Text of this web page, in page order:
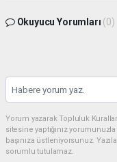
Okuyucu Yorumları (0)
Yorum yazarak Topluluk
sitesine yaptığınız
başınıza üstleniyorsunuz.
sorumlu tutulamaz.